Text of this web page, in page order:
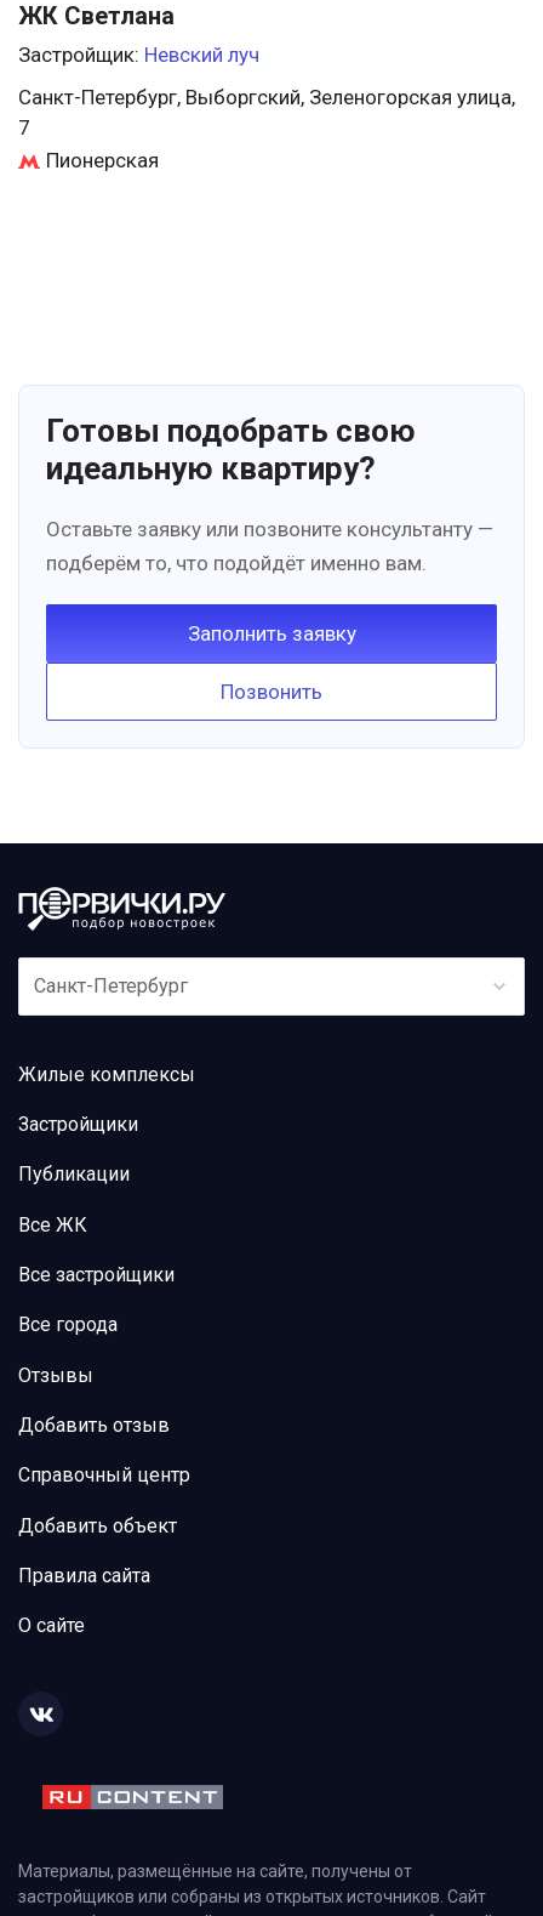
ЖК Светлана
Застройщик: Невский луч
Санкт-Петербург, Выборгский, Зеленогорская улица,
7
Пионерская
Готовы подобрать свою
идеальную квартиру?
Оставьте заявку или позвоните консультанту —
подберём то, что подойдёт именно вам.
Заполнить заявку
Позвонить
Санкт-Петербург
Жилые комплексы
Застройщики
Публикации
Все ЖК
Все застройщики
Все города
Отзывы
Добавить отзыв
Справочный центр
Добавить объект
Правила сайта
О сайте
Материалы, размещённые на сайте, получены от
застройщиков или собраны из открытых источников. Сайт